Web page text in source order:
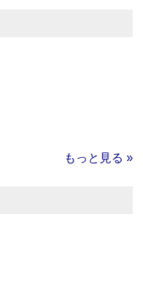
もっと見る »